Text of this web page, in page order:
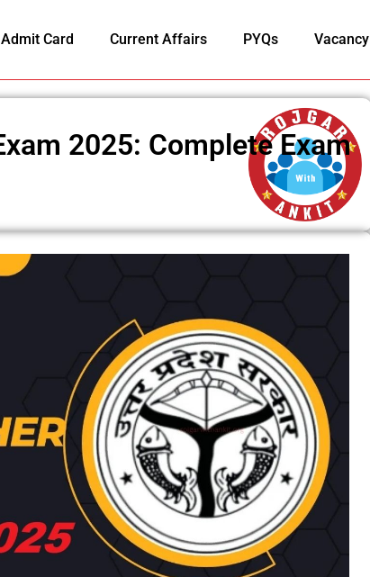
Admit Card Current Affairs PYQs Vacancy
2025: Complete Exam